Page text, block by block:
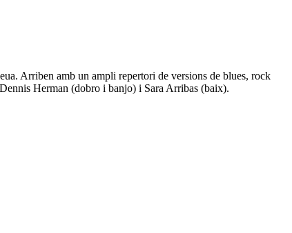
Arriben amb un ampli repertori de versions de blues, rock
Herman (dobro i banjo) i Sara Arribas (baix).